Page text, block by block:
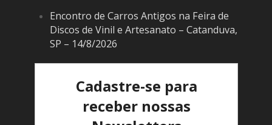
Encontro de Carros Antigos na Feira de
Discos de Vinil e Artesanato – Catanduva,
SP – 14/8/2026